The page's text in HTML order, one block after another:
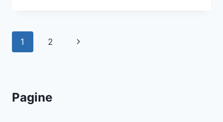
Navigazione
1 2
Pagina
Pagine